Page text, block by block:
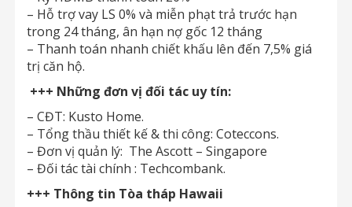
– Hỗ trợ vay LS 0% và miễn phạt trả trước hạn
trong 24 tháng, ân hạn nợ gốc 12 tháng
– Thanh toán nhanh chiết khấu lên đến 7,5% giá
trị căn hộ.
+++ Những đơn vị đối tác uy tín:
– CĐT: Kusto Home.
– Tổng thầu thiết kế & thi công: Coteccons.
– Đơn vị quản lý: The Ascott – Singapore
– Đối tác tài chính : Techcombank.
+++ Thông tin Tòa tháp Hawaii